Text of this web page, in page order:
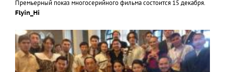
Премьерный показ многосерийного фильма состоится 15 декабря.
Flyin_Hi